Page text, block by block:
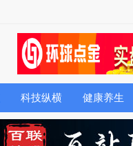
科技纵横 健康养生